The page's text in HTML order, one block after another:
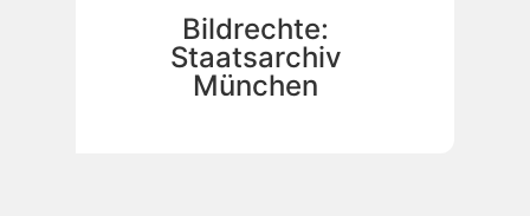
Bildrechte:
Staatsarchiv
München